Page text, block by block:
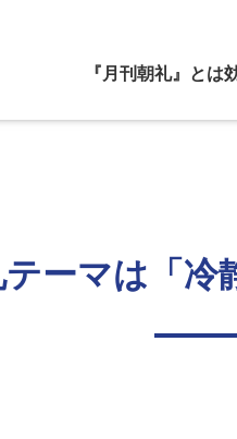
『月刊朝礼』とは
ーマは「